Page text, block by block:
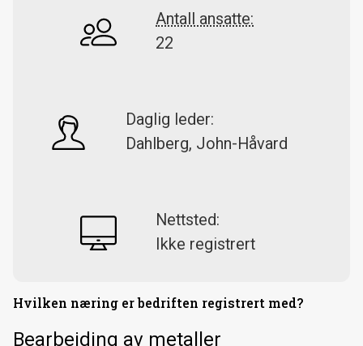
Antall ansatte:
22
Daglig leder:
Dahlberg, John-Håvard
Nettsted:
Ikke registrert
Hvilken næring er bedriften registrert med?
Bearbeiding av metaller